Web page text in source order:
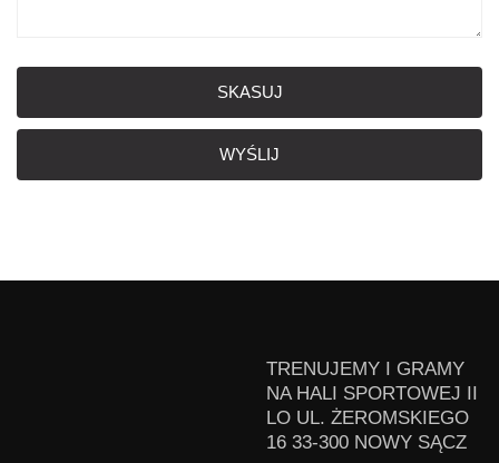
SKASUJ
WYŚLIJ
TRENUJEMY I GRAMY
NA HALI SPORTOWEJ II
LO UL. ŻEROMSKIEGO
16 33-300 NOWY SĄCZ